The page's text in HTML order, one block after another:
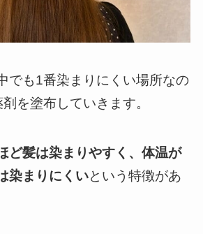
でも1番染まりにくい場所なの
を塗布していきます。
ど髪は染まりやすく、体温が
染まりにくいという特徴があ